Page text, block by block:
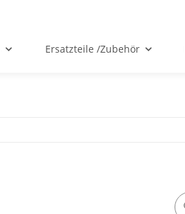
Ersatzteile /Zubehör